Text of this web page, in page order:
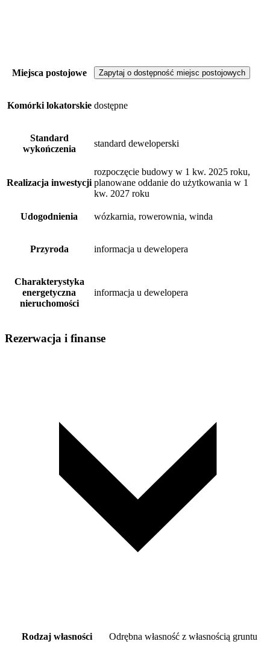
Miejsca postojowe Zapytaj o dostępność miejsc postojowych
Komórki lokatorskie dostępne
Standard
wykończenia
standard deweloperski
Realizacja inwestycji
rozpoczęcie budowy w 1 kw. 2025 roku,
planowane oddanie do użytkowania w 1
kw. 2027 roku
Udogodnienia wózkarnia, rowerownia, winda
Przyroda informacja u dewelopera
Charakterystyka
energetyczna
nieruchomości
informacja u dewelopera
Rezerwacja i finanse
Rodzaj własności Odrębna własność z własnością gruntu